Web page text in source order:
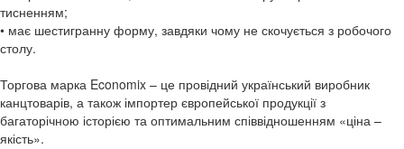
тисненням;
• має шестигранну форму, завдяки чому не скочується з робочого
столу.
Торгова марка Economix – це провідний український виробник
канцтоварів, а також імпортер європейської продукції з
багаторічною історією та оптимальним співвідношенням «ціна –
якість».